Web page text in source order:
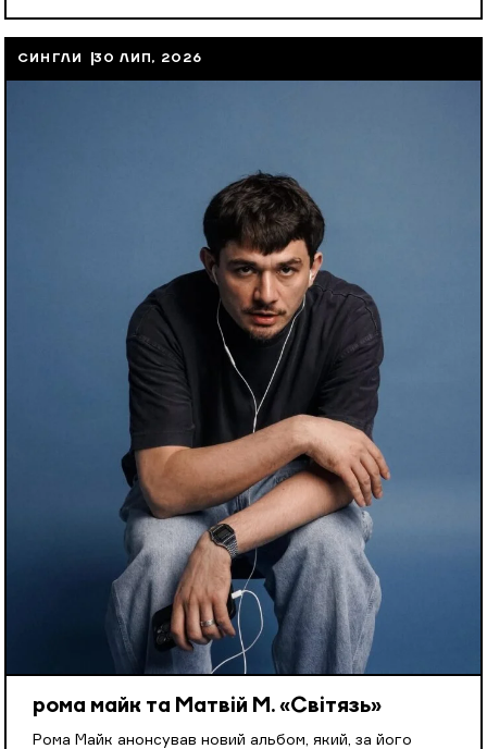
СИНГЛИ 30 ЛИП, 2026
рома майк та Матвій М. «Світязь»
Рома Майк анонсував новий альбом, який, за його